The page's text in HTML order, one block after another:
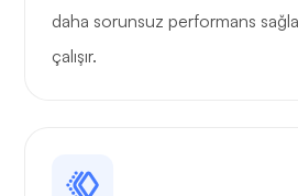
daha sorunsuz performans
çalışır.